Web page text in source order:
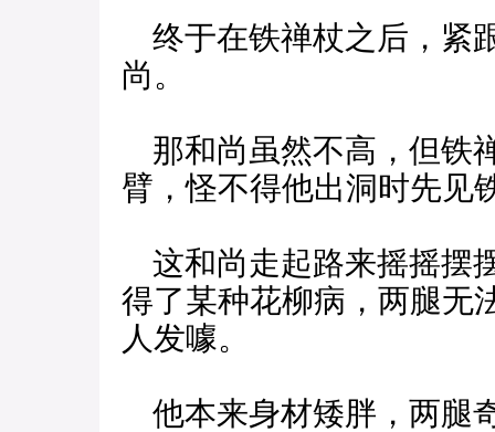
终于在铁禅杖之后，紧
尚。
那和尚虽然不高，但铁
臂，怪不得他出洞时先见
这和尚走起路来摇摇摆
得了某种花柳病，两腿无
人发噱。
他本来身材矮胖，两腿